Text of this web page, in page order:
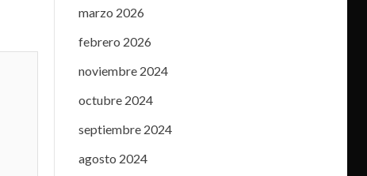
marzo 2026
febrero 2026
noviembre 2024
octubre 2024
septiembre 2024
agosto 2024